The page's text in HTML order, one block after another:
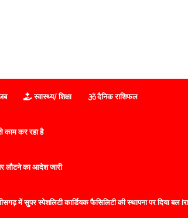
स्वास्थ्य/ शिक्षा दैनिक राशिफल
काम कर रहा है
लौटने का आदेश जारी
में सुपर स्पेशलिटी कार्डियक फैसिलिटी की स्थापना पर दिया